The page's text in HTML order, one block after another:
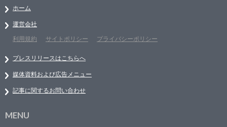
ホーム
運営会社
利用規約
サイトポリシー プライバシーポリシー
プレスリリースはこちらへ
媒体資料および広告メニュー
記事に関するお問い合わせ
MENU